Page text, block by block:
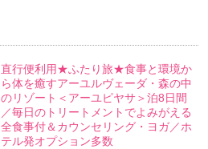
直行便利用★ふたり旅★食事と環境か
ら体を癒すアーユルヴェーダ・森の中
のリゾート＜アーユピヤサ＞泊8日間
／毎日のトリートメントでよみがえる
全食事付＆カウンセリング・ヨガ／ホ
テル発オプション多数